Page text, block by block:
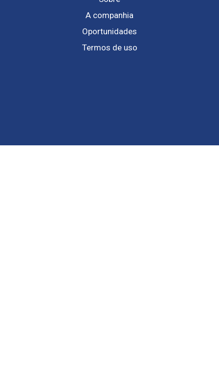
A companhia
Oportunidades
Termos de uso